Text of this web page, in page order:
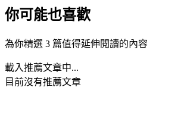
你可能也喜歡
為你精選 3 篇值得延伸閱讀的內容
載入推薦文章中...
目前沒有推薦文章